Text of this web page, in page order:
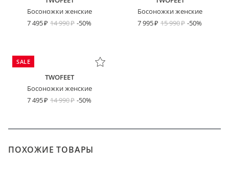
Босоножки женские
7 495
14 990 -50%
Босоножки женские
7 995
15 990 -50%
SALE
TWOFEET
Босоножки женские
7 495
14 990 -50%
ПОХОЖИЕ ТОВАРЫ